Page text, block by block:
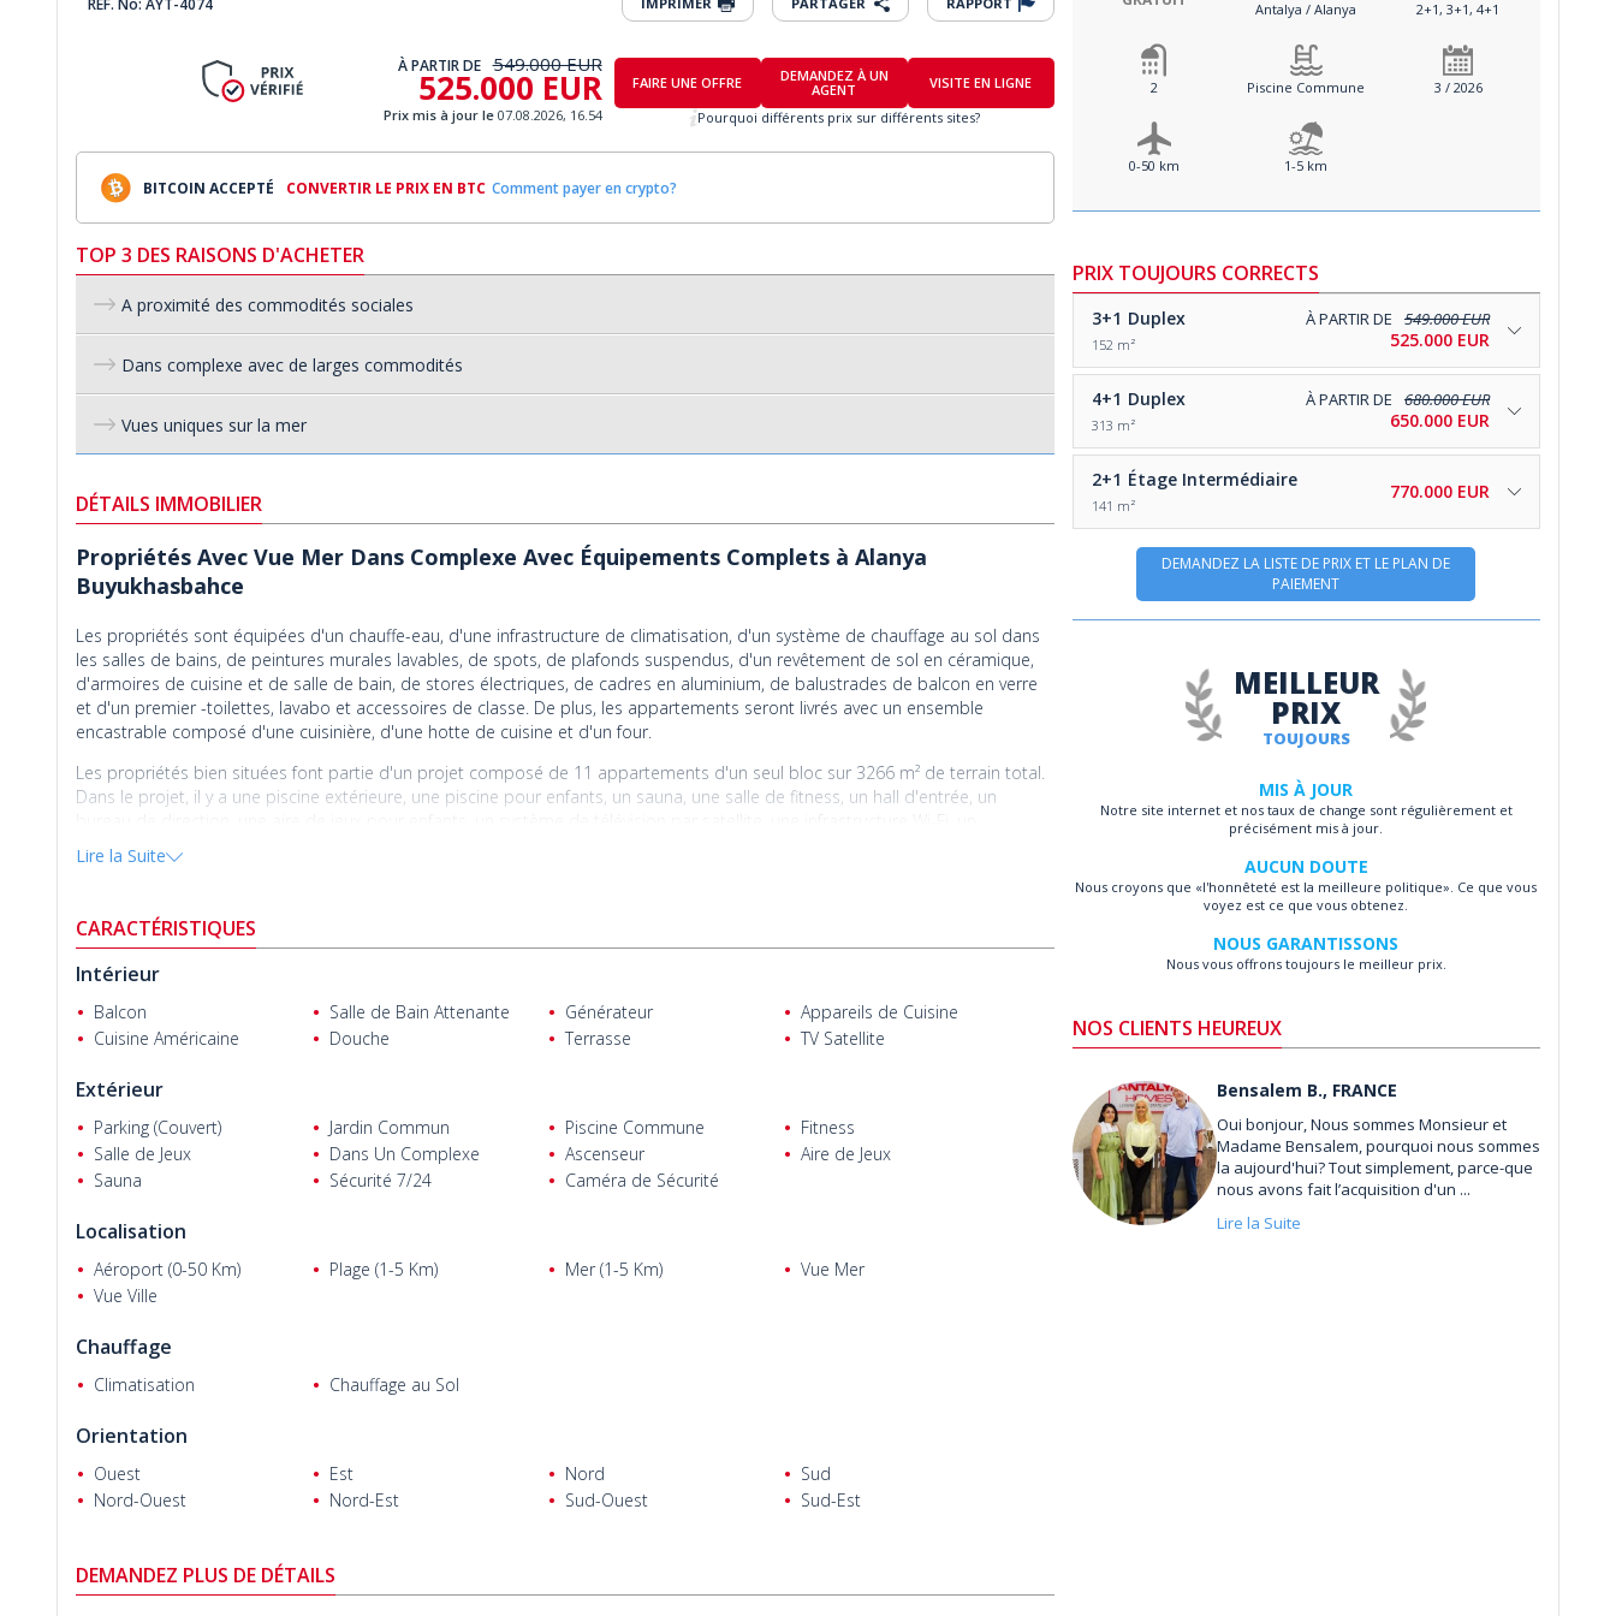
À PARTIR DE 549.000 EUR
525.000 EUR
Prix mis à jour le 07.08.2026, 16.54
FAIRE UNE OFFRE
DEMANDEZ À UN
AGENT
VISITE EN LIGNE
Pourquoi différents prix sur différents sites?
BITCOIN ACCEPTÉ CONVERTIR LE PRIX EN BTC Comment payer en crypto?
Antalya / Alanya 2+1, 3+1, 4+1
2 Piscine Commune 3 / 2026
0-50 km 1-5 km
PRIX TOUJOURS CORRECTS
3+1 Duplex
152 m²
À PARTIR DE 549.000 EUR
525.000 EUR
4+1 Duplex
313 m²
À PARTIR DE 680.000 EUR
650.000 EUR
2+1 Étage Intermédiaire
141 m²
770.000 EUR
DEMANDEZ LA LISTE DE PRIX ET LE PLAN DE
PAIEMENT
TOP 3 DES RAISONS D'ACHETER
A proximité des commodités sociales
Dans complexe avec de larges commodités
Vues uniques sur la mer
DÉTAILS IMMOBILIER
Propriétés Avec Vue Mer Dans Complexe Avec Équipements Complets à Alanya
Buyukhasbahce
Les propriétés sont équipées d'un chauffe-eau, d'une infrastructure de climatisation, d'un système de chauffage au sol dans
les salles de bains, de peintures murales lavables, de spots, de plafonds suspendus, d'un revêtement de sol en céramique,
d'armoires de cuisine et de salle de bain, de stores électriques, de cadres en aluminium, de balustrades de balcon en verre
et d'un premier -toilettes, lavabo et accessoires de classe. De plus, les appartements seront livrés avec un ensemble
encastrable composé d'une cuisinière, d'une hotte de cuisine et d'un four.
Les propriétés bien situées font partie d'un projet composé de 11 appartements d'un seul bloc sur 3266 m² de terrain total.
Dans le projet, il y a une piscine extérieure, une piscine pour enfants, un sauna, une salle de fitness, un hall d'entrée, un
générateur, un surpresseur d'eau, un réservoir d'eau, un ascenseur et un parking intérieur.
Lespropriétés à vendre à Alanyasont situées à 2 km de la plage, à 2,1 km du centre du district, à 2,3 km du centre
commercial, à 3,2 km de l'hôpital et à 38 km de l'aéroport de Gazipasa.
Lire la Suite
CARACTÉRISTIQUES
Intérieur
Balcon Salle de Bain Attenante Générateur
Appareils de Cuisine
Cuisine Américaine
Douche Terrasse TV Satellite
Extérieur
Parking (Couvert) Jardin Commun Piscine Commune
Fitness
Salle de Jeux
Dans Un Complexe Ascenseur
Aire de Jeux
Sauna
Sécurité 7/24 Caméra de Sécurité
Localisation
Aéroport (0-50 Km) Plage (1-5 Km) Mer (1-5 Km)
Vue Mer
Vue Ville
Chauffage
Climatisation Chauffage au Sol
Orientation
Ouest Est Nord
Sud
Nord-Ouest
Nord-Est Sud-Ouest Sud-Est
TOUJOURS
MEILLEUR
PRIX
MIS À JOUR
Notre site internet et nos taux de change sont régulièrement et
précisément mis à jour.
AUCUN DOUTE
Nous croyons que «l'honnêteté est la meilleure politique». Ce que vous
voyez est ce que vous obtenez.
NOUS GARANTISSONS
Nous vous offrons toujours le meilleur prix.
NOS CLIENTS HEUREUX
Bensalem B., FRANCE
Oui bonjour, Nous sommes Monsieur et
Madame Bensalem, pourquoi nous sommes
la aujourd'hui? Tout simplement, parce-que
nous avons fait l’acquisition d'un ...
Lire la Suite
DEMANDEZ PLUS DE DÉTAILS